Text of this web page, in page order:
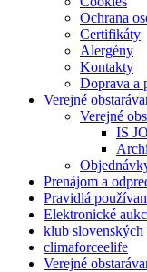
Ochrana
Certifikáty
Alergény
Kontakty
Doprava a
Verejné
Verejné
IS
Prenájom a
Pravidlá
Elektronické
klub slovenských
climaforceelife
Verejné